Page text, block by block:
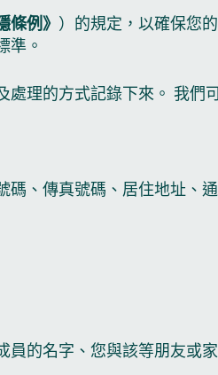
條例》 ）的規定，以確保您
準。
理的方式記錄下來。 我們
、傳真號碼、居住地址、
的名字、您與該等朋友或